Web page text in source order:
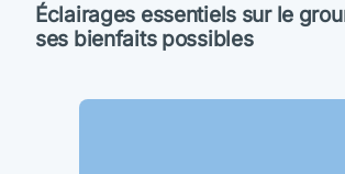
Éclairages essentiels sur le
ses bienfaits possibles